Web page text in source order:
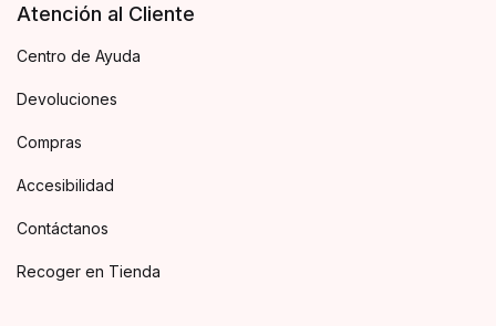
Atención al Cliente
Centro de Ayuda
Devoluciones
Compras
Accesibilidad
Contáctanos
Recoger en Tienda